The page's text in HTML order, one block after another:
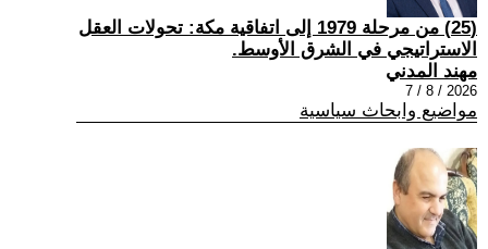
(25) من مرحلة 1979 إلى اتفاقية مكة: تحولات العقل
الاستراتيجي في الشرق الأوسط.
مهند المدني
2026 / 8 / 7
مواضيع وابحاث سياسية